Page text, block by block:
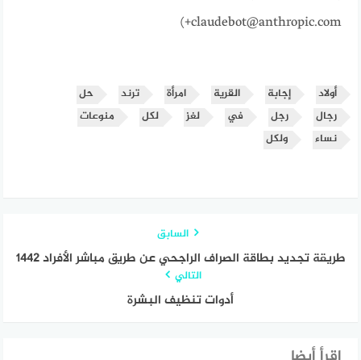
+claudebot@anthropic.com)
أولاد إجابة القرية امرأة ترند
حل
رجال
رجل في لغز لكل
منوعات
نساء
ولكل
السابق
طريقة تجديد بطاقة الصراف الراجحي عن طريق مباشر الأفراد 1442
التالي
أدوات تنظيف البشرة